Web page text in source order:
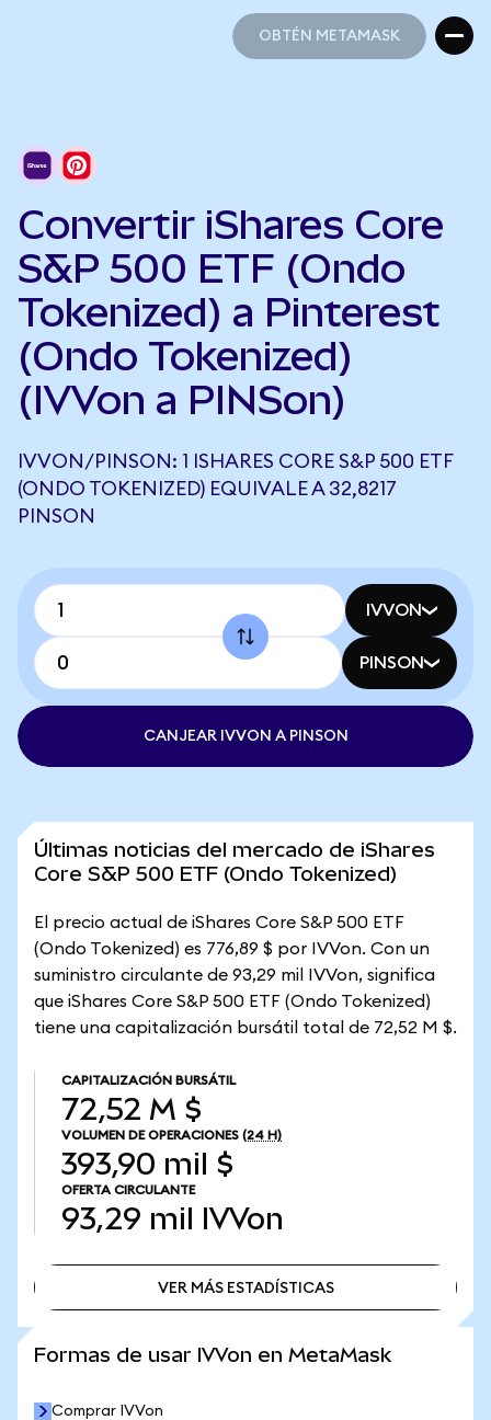
OBTÉN METAMASK
Convertir iShares Core
S&P 500 ETF (Ondo
Tokenized) a Pinterest
(Ondo Tokenized)
(IVVon a PINSon)
IVVON/PINSON: 1 ISHARES CORE S&P 500 ETF
(ONDO TOKENIZED) EQUIVALE A 32,8217
PINSON
IVVON
PINSON
CANJEAR IVVON A PINSON
Últimas noticias del mercado de iShares
Core S&P 500 ETF (Ondo Tokenized)
El precio actual de iShares Core S&P 500 ETF
(Ondo Tokenized) es 776,89 $ por IVVon. Con un
suministro circulante de 93,29 mil IVVon, significa
que iShares Core S&P 500 ETF (Ondo Tokenized)
tiene una capitalización bursátil total de 72,52 M $.
CAPITALIZACIÓN BURSÁTIL
72,52 M $
VOLUMEN DE OPERACIONES (24 H)
393,90 mil $
OFERTA CIRCULANTE
93,29 mil IVVon
VER MÁS ESTADÍSTICAS
Formas de usar IVVon en MetaMask
Comprar IVVon